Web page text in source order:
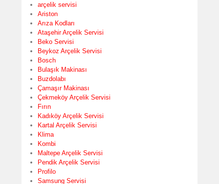
arçelik servisi
Ariston
Arıza Kodları
Ataşehir Arçelik Servisi
Beko Servisi
Beykoz Arçelik Servisi
Bosch
Bulaşık Makinası
Buzdolabı
Çamaşır Makinası
Çekmeköy Arçelik Servisi
Fırın
Kadıköy Arçelik Servisi
Kartal Arçelik Servisi
Klima
Kombi
Maltepe Arçelik Servisi
Pendik Arçelik Servisi
Profilo
Samsung Servisi